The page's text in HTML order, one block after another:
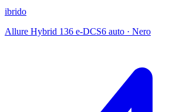
ibrido
Allure Hybrid 136 e-DCS6 auto · Nero